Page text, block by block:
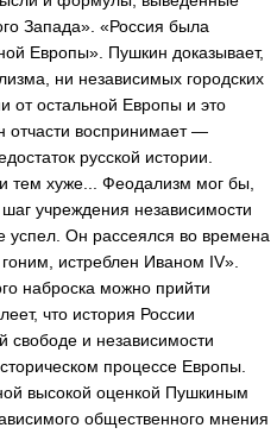
Запада». «Россия была
Европы». Пушкин доказывает,
ни независимых городских
от остальной Европы и это
отчасти воспринимает —
русской истории.
тем хуже... Феодализм мог бы,
учреждения независимости
Он рассеялся во времена
истреблен Иваном IV».
наброска можно прийти
что история России
свободе и независимости
процессе Европы.
высокой оценкой Пушкиным
общественного мнения